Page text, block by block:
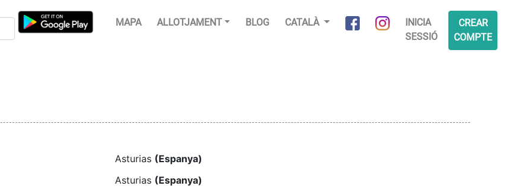
MAPA ALLOTJAMENT BLOG CATALÀ
INICIA
SESSIÓ
CREAR
COMPTE
Asturias (Espanya)
Asturias (Espanya)